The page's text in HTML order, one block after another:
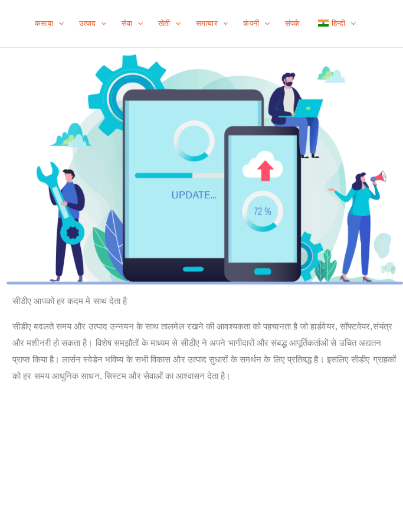
कसावा उत्पाद सेवा खेती समाचार कंपनी संपर्क हिन्दी
सीडीए आपको हर कदम मे साथ देता है
सीडीए बदलते समय और उत्पाद उन्नयन के साथ तालमेल रखने की आवश्यकता को पहचानता है जो हार्डवेयर, सॉफ्टवेयर,संयंत्र
और मशीनरी हो सकता है। विशेष समझौतों के माध्यम से सीडीए ने अपने भागीदारों और संबद्ध आपूर्तिकर्ताओं से उचित अद्यतन
प्राप्त किया है। लार्सन स्वेडेन भविष्य के सभी विकास और उत्पाद सुधारों के समर्थन के लिए प्रतिबद्ध है। इसलिए सीडीए ग्राहकों
को हर समय आधुनिक साधन, सिस्टम और सेवाओं का आश्वासन देता है।